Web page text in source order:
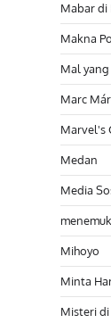
Mabar di
Makna
Mal
Marc
Marvel's
Medan
Media
Mihoyo
Minta
Misteri di